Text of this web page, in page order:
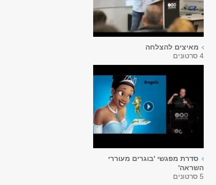
מאיצים להצלחה
4 סרטונים
סדרת מפגשי 'בוגרים מעוררי
השראה'
5 סרטונים